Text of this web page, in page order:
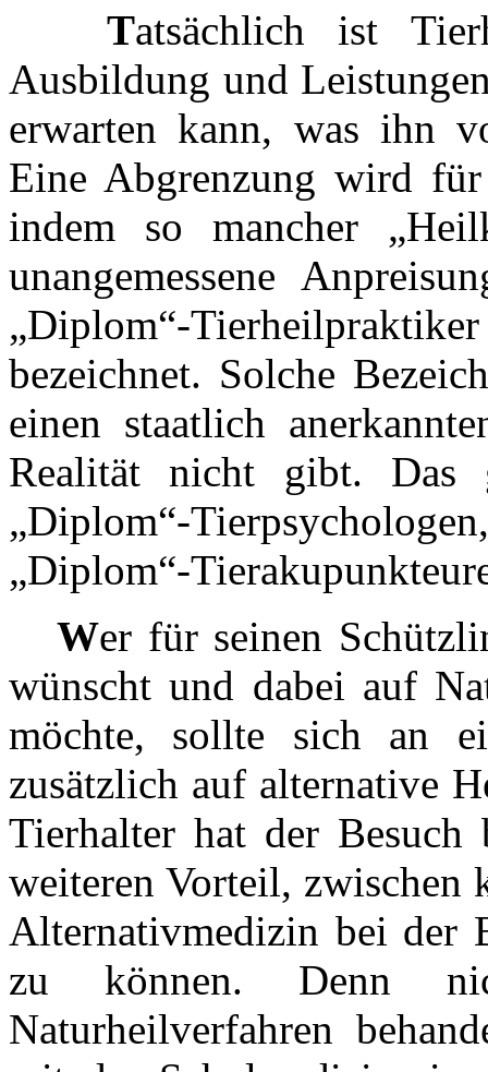
Tatsächlich ist
Ausbildung und
erwarten kann, was ihn
Eine Abgrenzung wird
indem so mancher
unangemessene
„Diplom“-
bezeichnet. Solche
einen staatlich
Realität nicht gibt. Das
„Diplom“-
„Diplom“-
Wer für seinen
wünscht und dabei auf
möchte, sollte sich an
zusätzlich auf alternative
Tierhalter hat der Besuch
weiteren Vorteil, zwischen
Alternativmedizin bei der
zu können. Denn
Naturheilverfahren